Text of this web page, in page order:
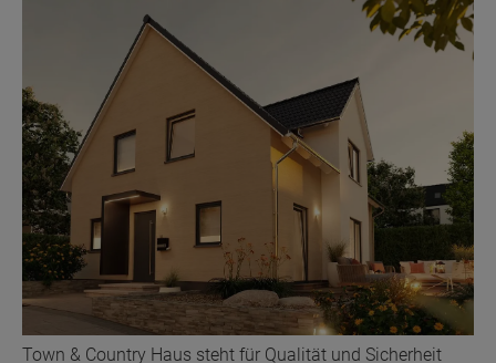
Town & Country Haus steht für Qualität und Sicherheit